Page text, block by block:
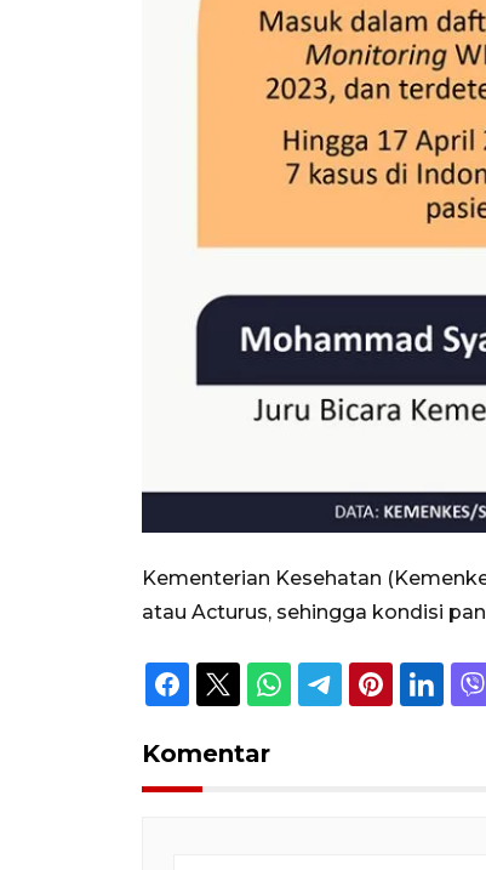
Kementerian Kesehatan
atau Acturus, sehingga kondisi
Komentar